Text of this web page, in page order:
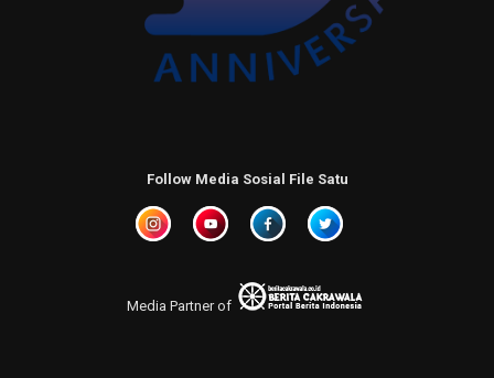
Follow Media Sosial File Satu
Media Partner of